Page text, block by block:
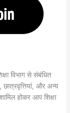
विभाग से संबंधित
छात्रवृत्तियां, और अन्य
होकर आप शिक्षा